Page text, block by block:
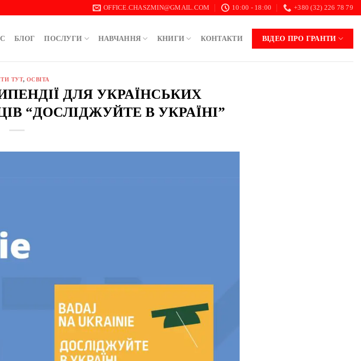
OFFICE.CHASZMIN@GMAIL.COM 10:00 - 18:00 +380 (32) 226 78 79
БЛОГ ПОСЛУГИ НАВЧАННЯ КНИГИ КОНТАКТИ ВІДЕО ПРО ГРАНТИ
ТУТ, ОСВІТА
ДЛЯ УКРАЇНСЬКИХ
“ДОСЛІДЖУЙТЕ В УКРАЇНІ”